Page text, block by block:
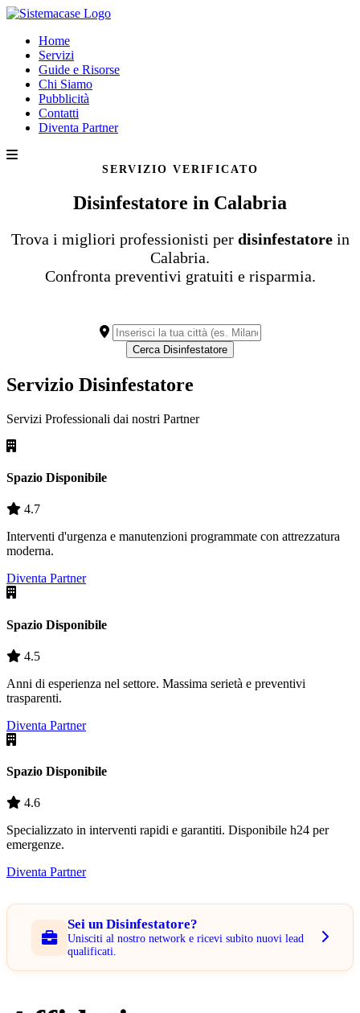
Home
Servizi
Guide e Risorse
Chi Siamo
Pubblicità
Contatti
Diventa Partner
SERVIZIO VERIFICATO
Disinfestatore in Calabria
Trova i migliori professionisti per disinfestatore in
Calabria.
Confronta preventivi gratuiti e risparmia.
Cerca Disinfestatore
Servizio Disinfestatore
Servizi Professionali dai nostri Partner
Spazio Disponibile
4.7
Interventi d'urgenza e manutenzioni programmate con attrezzatura
moderna.
Diventa Partner
Spazio Disponibile
4.5
Anni di esperienza nel settore. Massima serietà e preventivi
trasparenti.
Diventa Partner
Spazio Disponibile
4.6
Specializzato in interventi rapidi e garantiti. Disponibile h24 per
emergenze.
Diventa Partner
Sei un Disinfestatore?
Unisciti al nostro network e ricevi subito nuovi lead
qualificati.